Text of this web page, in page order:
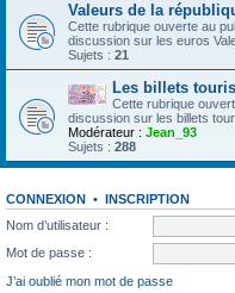
Valeurs de la
Cette rubrique ouverte au
discussion sur les euros
Sujets : 21
Les billets
Cette rubrique
discussion sur les billets
Modérateur : Jean_93
Sujets : 288
CONNEXION • INSCRIPTION
Nom d’utilisateur :
Mot de passe :
J’ai oublié mon mot de passe